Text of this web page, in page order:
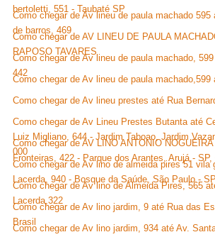
bertoletti, 551 - Taubaté SP
Como chegar de Av lineu de paula machado 595
de barros, 469
Como chegar de AV LINEU DE PAULA
RAPOSO TAVARES
Como chegar de Av lineu de paula machado,
442
Como chegar de Av lineu de paula machado,599
Como chegar de Av lineu prestes até Rua
Como chegar de Av Lineu Prestes Butanta até
Luiz Migliano, 644 - Jardim Taboao, Jardim
000
Como chegar de AV LINO ANTONIO
Fronteiras, 422 - Parque dos Arantes, Arujá - SP,
Como chegar de Av lino de almeida pires 51 vila
Lacerda, 940 - Bosque da Saúde, São Paulo -
Como chegar de Av lino de Almeida Pires, 565
Lacerda,322
Como chegar de Av lino jardim, 9 até Rua das
Brasil
Como chegar de Av lino jardim, 934 até Av.